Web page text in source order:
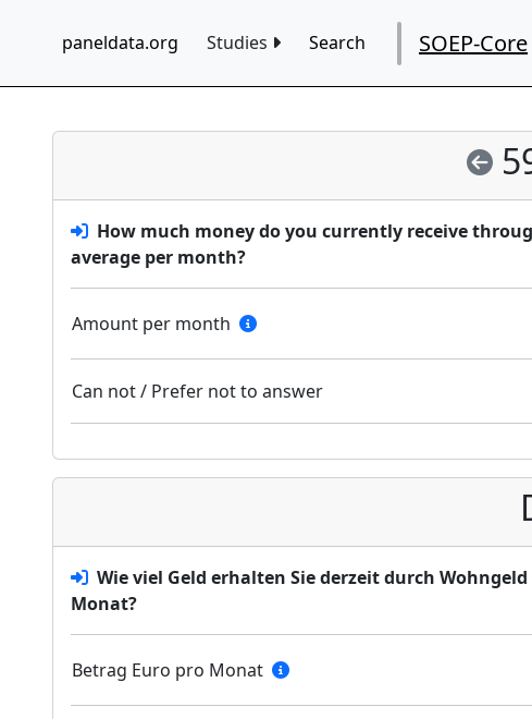
paneldata.org Studies Search SOEP-Core
How much money do you currently receive
average per month?
Amount per month
Can not / Prefer not to answer
Wie viel Geld erhalten Sie derzeit durch
Monat?
Betrag Euro pro Monat